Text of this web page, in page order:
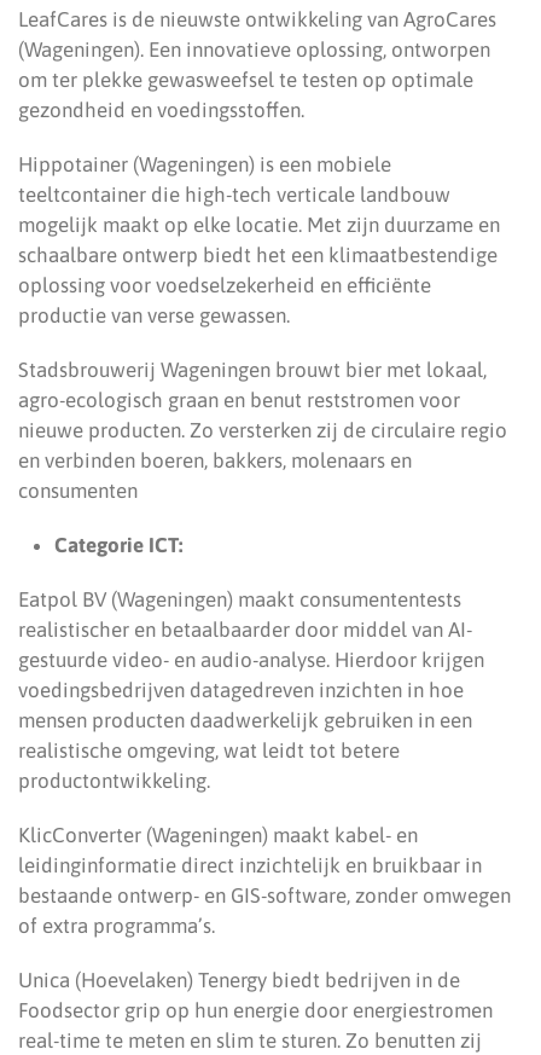
LeafCares is de nieuwste ontwikkeling van AgroCares
(Wageningen). Een innovatieve oplossing, ontworpen
om ter plekke gewasweefsel te testen op optimale
gezondheid en voedingsstoffen.
Hippotainer (Wageningen) is een mobiele
teeltcontainer die high-tech verticale landbouw
mogelijk maakt op elke locatie. Met zijn duurzame en
schaalbare ontwerp biedt het een klimaatbestendige
oplossing voor voedselzekerheid en efficiënte
productie van verse gewassen.
Stadsbrouwerij Wageningen brouwt bier met lokaal,
agro-ecologisch graan en benut reststromen voor
nieuwe producten. Zo versterken zij de circulaire regio
en verbinden boeren, bakkers, molenaars en
consumenten
Categorie ICT:
Eatpol BV (Wageningen) maakt consumententests
realistischer en betaalbaarder door middel van AI-
gestuurde video- en audio-analyse. Hierdoor krijgen
voedingsbedrijven datagedreven inzichten in hoe
mensen producten daadwerkelijk gebruiken in een
realistische omgeving, wat leidt tot betere
productontwikkeling.
KlicConverter (Wageningen) maakt kabel- en
leidinginformatie direct inzichtelijk en bruikbaar in
bestaande ontwerp- en GIS-software, zonder omwegen
of extra programma’s.
Unica (Hoevelaken) Tenergy biedt bedrijven in de
Foodsector grip op hun energie door energiestromen
real-time te meten en slim te sturen. Zo benutten zij